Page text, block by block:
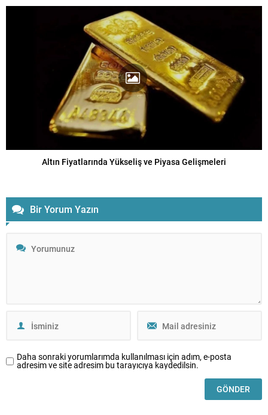
Altın Fiyatlarında Yükseliş ve Piyasa Gelişmeleri
Bir Yorum Yazın
Daha sonraki yorumlarımda kullanılması için adım, e-posta
adresim ve site adresim bu tarayıcıya kaydedilsin.